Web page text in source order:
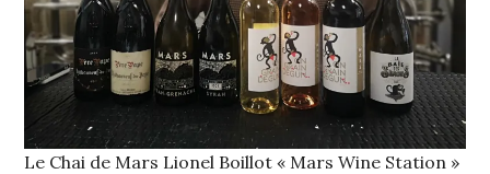
Le Chai de Mars Lionel Boillot « Mars Wine Station »